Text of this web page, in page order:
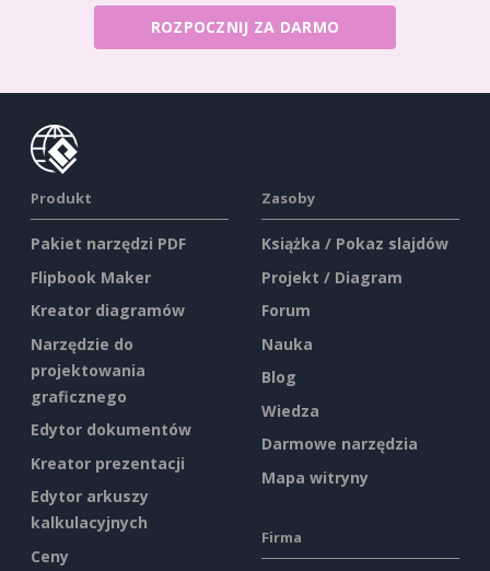
ROZPOCZNIJ ZA DARMO
Produkt
Pakiet narzędzi PDF
Flipbook Maker
Kreator diagramów
Narzędzie do
projektowania
graficznego
Edytor dokumentów
Kreator prezentacji
Edytor arkuszy
kalkulacyjnych
Ceny
Zasoby
Książka / Pokaz slajdów
Projekt / Diagram
Forum
Nauka
Blog
Wiedza
Darmowe narzędzia
Mapa witryny
Firma